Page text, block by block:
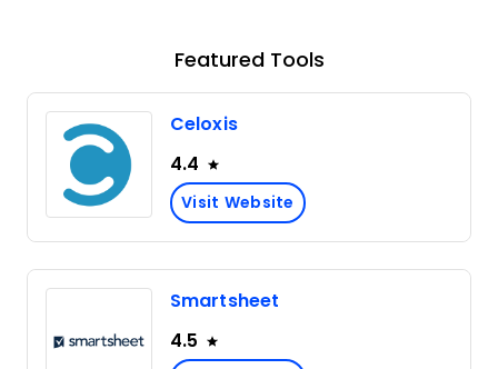
Featured Tools
Celoxis
4.4
Visit Website
Smartsheet
4.5